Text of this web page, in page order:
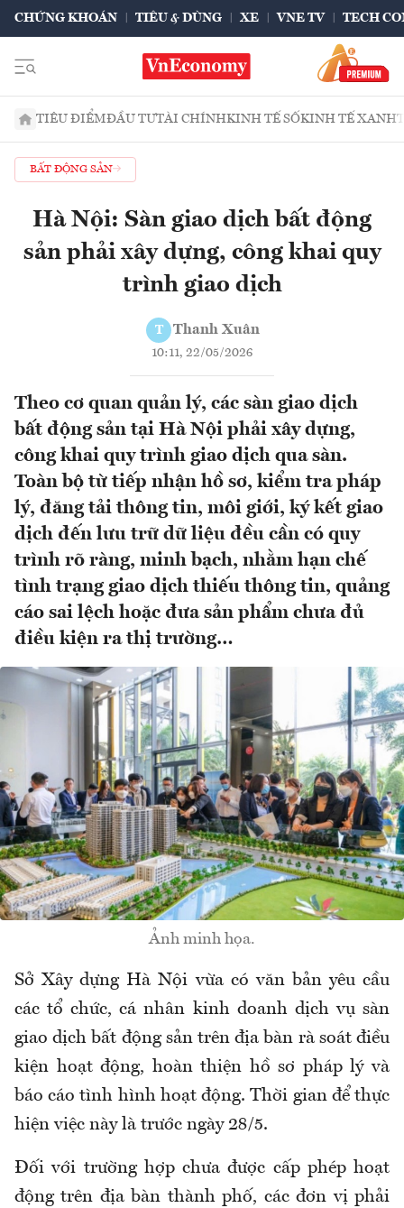
CHỨNG KHOÁN TIÊU & DÙNG XE VNE TV TECH
TIÊU ĐIỂMĐẦU TƯTÀI CHÍNHKINH TẾ SỐKINH TẾ XANH
BẤT ĐỘNG SẢN
Hà Nội: Sàn giao dịch bất động
sản phải xây dựng, công khai quy
trình giao dịch
T Thanh Xuân
10:11, 22/05/2026
Theo cơ quan quản lý, các sàn giao dịch
bất động sản tại Hà Nội phải xây dựng,
công khai quy trình giao dịch qua sàn.
Toàn bộ từ tiếp nhận hồ sơ, kiểm tra pháp
lý, đăng tải thông tin, môi giới, ký kết giao
dịch đến lưu trữ dữ liệu đều cần có quy
trình rõ ràng, minh bạch, nhằm hạn chế
tình trạng giao dịch thiếu thông tin, quảng
cáo sai lệch hoặc đưa sản phẩm chưa đủ
điều kiện ra thị trường…
Ảnh minh họa.
Sở Xây dựng Hà Nội vừa có văn bản yêu cầu
các tổ chức, cá nhân kinh doanh dịch vụ sàn
giao dịch bất động sản trên địa bàn rà soát điều
kiện hoạt động, hoàn thiện hồ sơ pháp lý và
báo cáo tình hình hoạt động. Thời gian để thực
hiện việc này là trước ngày 28/5.
Đối với trường hợp chưa được cấp phép hoạt
động trên địa bàn thành phố, các đơn vị phải